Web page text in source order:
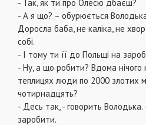
- Так, як ти про Олесю дбаєш?
- А я що? – обурюється
Доросла баба, не каліка, не
собі.
- І тому ти її до Польщі на
- Ну, а що робити? Вдома
теплицях люди по 2000 злотих
чотирнадцять?
- Десь так, - говорить
заробити.